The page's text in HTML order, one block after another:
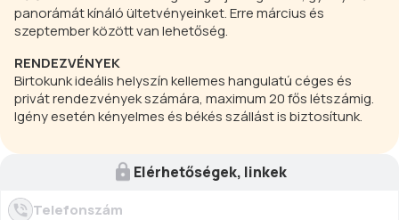
panorámát kínáló ültetvényeinket. Erre március és
szeptember között van lehetőség.
RENDEZVÉNYEK
Birtokunk ideális helyszín kellemes hangulatú céges és
privát rendezvények számára, maximum 20 fős létszámig.
Igény esetén kényelmes és békés szállást is biztosítunk.
Elérhetőségek, linkek
Telefonszám